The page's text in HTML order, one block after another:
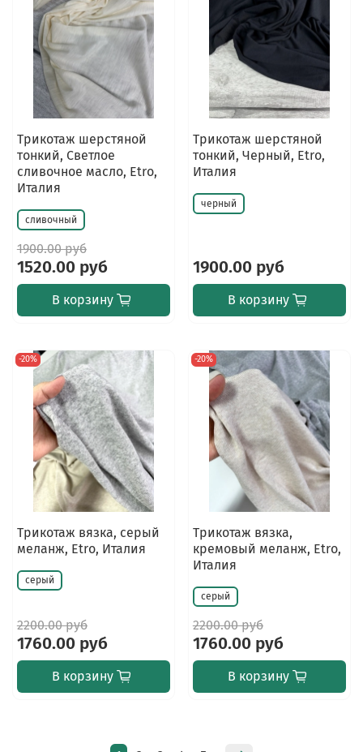
Трикотаж шерстяной
тонкий, Светлое
сливочное масло, Etro,
Италия
сливочный
1900.00 руб
1520.00 руб
В корзину
Трикотаж шерстяной
тонкий, Черный, Etro,
Италия
черный
1900.00 руб
В корзину
-20%
Трикотаж вязка, серый
меланж, Etro, Италия
серый
2200.00 руб
1760.00 руб
В корзину
-20%
Трикотаж вязка,
кремовый меланж, Etro,
Италия
серый
2200.00 руб
1760.00 руб
В корзину